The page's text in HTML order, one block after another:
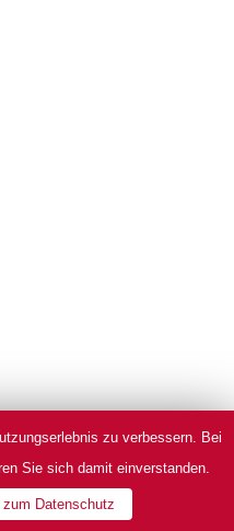
zu verbessern. Bei
Sie sich damit einverstanden.
zum Datenschutz